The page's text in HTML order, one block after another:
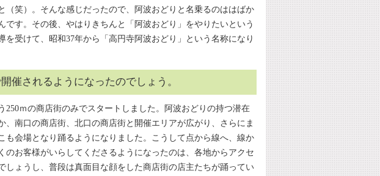
（笑）。そんな感じだったので、阿波おどりと名乗るのははばか
です。その後、やはりきちんと「阿波おどり」をやりたいという
を受けて、昭和37年から「高円寺阿波おどり」という名称になり
催されるようになったのでしょう。
250ｍの商店街のみでスタートしました。阿波おどりの持つ潜在
、南口の商店街、北口の商店街と開催エリアが広がり、さらにま
も会場となり踊るようになりました。こうして点から線へ、線か
のお客様がいらしてくださるようになったのは、各地からアクセ
しょうし、普段は真面目な顔をした商店街の店主たちが踊ってい